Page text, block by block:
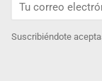
Suscribiéndote